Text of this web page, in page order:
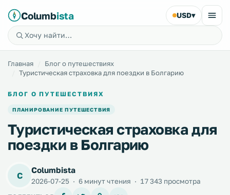
Columbista USD▾
Главная
Блог о путешествиях
Туристическая страховка для поездки в Болгарию
БЛОГ О ПУТЕШЕСТВИЯХ
ПЛАНИРОВАНИЕ ПУТЕШЕСТВИЯ
Туристическая страховка для
поездки в Болгарию
C
Columbista
2026-07-25 · 6 минут чтения · 17 343 просмотра